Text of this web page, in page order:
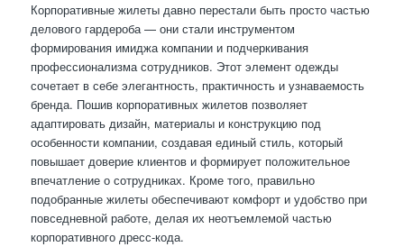
Корпоративные жилеты давно перестали быть просто частью
делового гардероба — они стали инструментом
формирования имиджа компании и подчеркивания
профессионализма сотрудников. Этот элемент одежды
сочетает в себе элегантность, практичность и узнаваемость
бренда. Пошив корпоративных жилетов позволяет
адаптировать дизайн, материалы и конструкцию под
особенности компании, создавая единый стиль, который
повышает доверие клиентов и формирует положительное
впечатление о сотрудниках. Кроме того, правильно
подобранные жилеты обеспечивают комфорт и удобство при
повседневной работе, делая их неотъемлемой частью
корпоративного дресс-кода.